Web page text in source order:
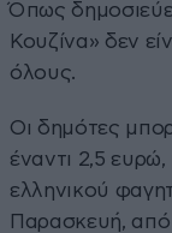
Όπως
Κουζίνα» δεν
όλους.
Οι δημότες
έναντι 2,5
ελληνικού
Παρασκευή, από